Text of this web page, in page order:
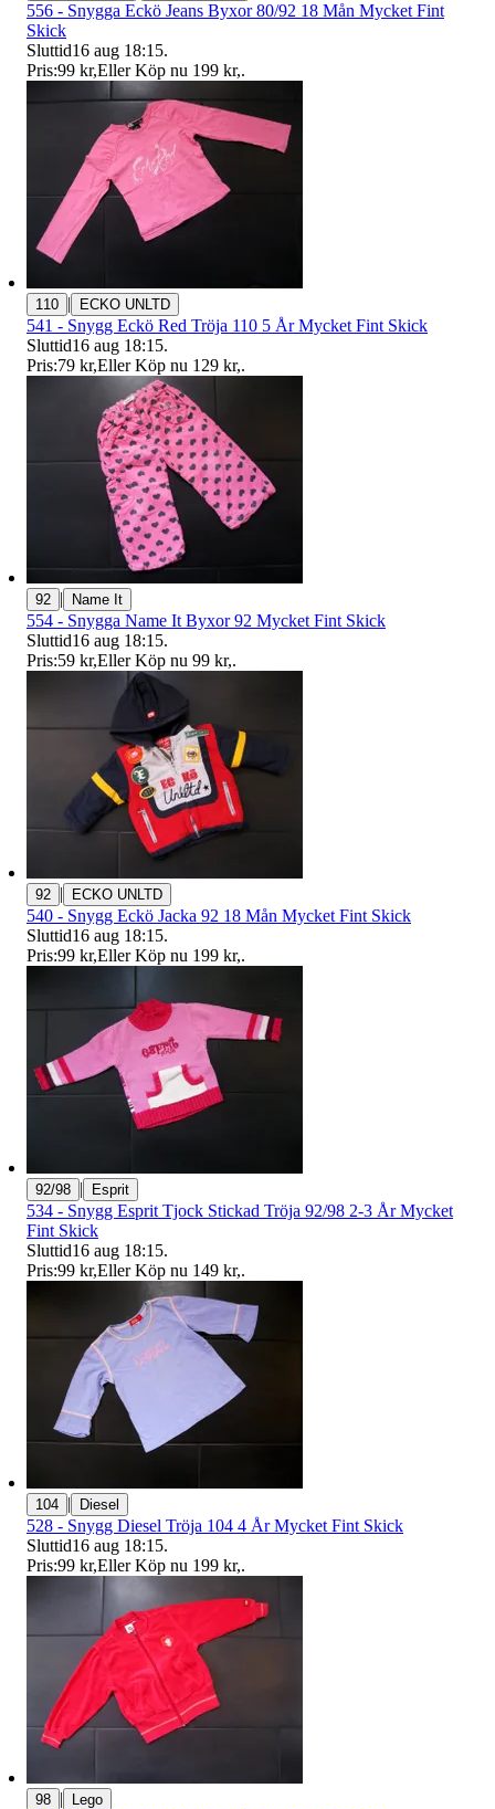
556 - Snygga Eckö Jeans Byxor 80/92 18 Mån Mycket Fint
Skick
Sluttid16 aug 18:15.
Pris:99 kr,Eller Köp nu 199 kr,.
110 | ECKO UNLTD
541 - Snygg Eckö Red Tröja 110 5 År Mycket Fint Skick
Sluttid16 aug 18:15.
Pris:79 kr,Eller Köp nu 129 kr,.
92 | Name It
554 - Snygga Name It Byxor 92 Mycket Fint Skick
Sluttid16 aug 18:15.
Pris:59 kr,Eller Köp nu 99 kr,.
92 | ECKO UNLTD
540 - Snygg Eckö Jacka 92 18 Mån Mycket Fint Skick
Sluttid16 aug 18:15.
Pris:99 kr,Eller Köp nu 199 kr,.
92/98 | Esprit
534 - Snygg Esprit Tjock Stickad Tröja 92/98 2-3 År Mycket
Fint Skick
Sluttid16 aug 18:15.
Pris:99 kr,Eller Köp nu 149 kr,.
104 | Diesel
528 - Snygg Diesel Tröja 104 4 År Mycket Fint Skick
Sluttid16 aug 18:15.
Pris:99 kr,Eller Köp nu 199 kr,.
98 | Lego